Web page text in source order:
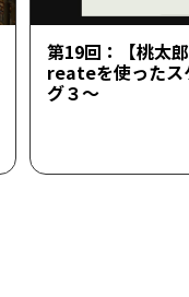
第19回：【桃太
reateを使ったス
グ３～